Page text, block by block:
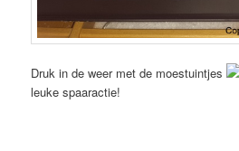
Druk in de weer met de moestuintjes
leuke spaaractie!